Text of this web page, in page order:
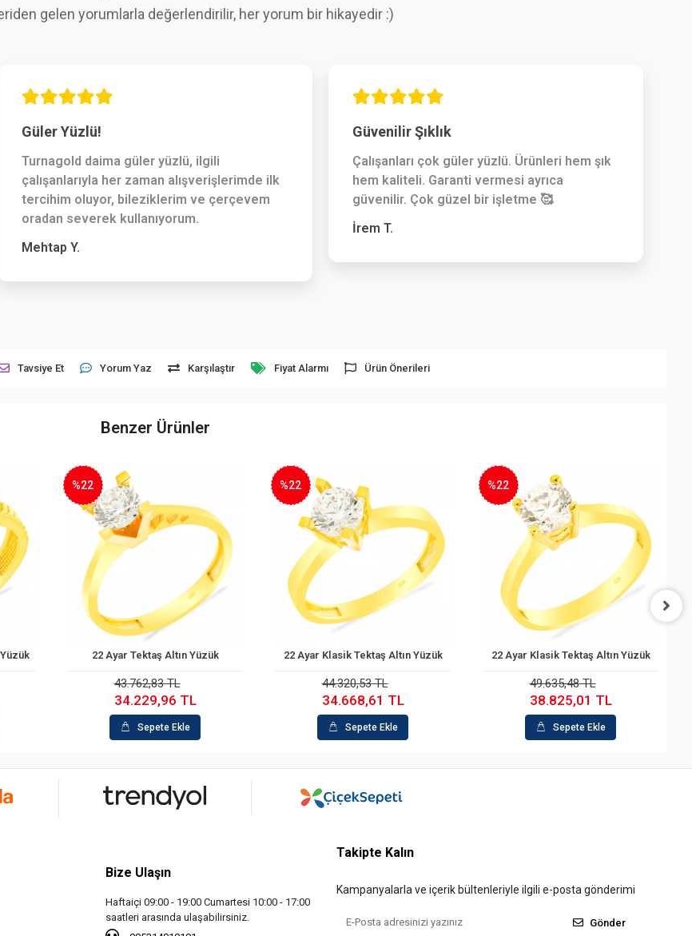
gelen yorumlarla değerlendirilir, her yorum bir hikayedir :)
Güler Yüzlü!
Turnagold daima güler yüzlü, ilgili
çalışanlarıyla her zaman alışverişlerimde ilk
tercihim oluyor, bileziklerim ve çerçevem
oradan severek kullanıyorum.
Mehtap Y.
Güvenilir Şıklık
Çalışanları çok güler yüzlü. Ürünleri hem şık
hem kaliteli. Garanti vermesi ayrıca
güvenilir. Çok güzel bir işletme 🥰
İrem T.
Tavsiye Et Yorum Yaz Karşılaştır Fiyat Alarmı Ürün Önerileri
Benzer Ürünler
Sepete Ekle
22 Ayar Tektaş Altın Yüzük
%22
43.762,83 TL
34.229,96 TL
Sepete Ekle
Sepete Ekle
22 Ayar Klasik Tektaş Altın Yüzük
%22
44.320,53 TL
34.668,61 TL
Sepete Ekle
Sepete Ekle
22 Ayar Klasik Tektaş Altın Yüzük
%22
49.635,48 TL
38.825,01 TL
Sepete Ekle
Bize Ulaşın
Haftaiçi 09:00 - 19:00 Cumartesi 10:00 - 17:00
saatleri arasında ulaşabilirsiniz.
Takipte Kalın
Kampanyalarla ve içerik bültenleriyle ilgili e-posta gönderimi
Gönder